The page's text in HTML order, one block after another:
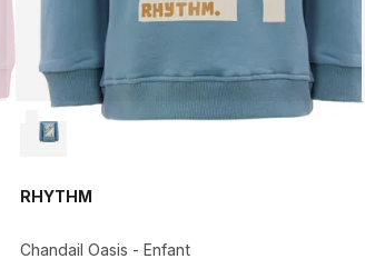
RHYTHM
Chandail Oasis - Enfant